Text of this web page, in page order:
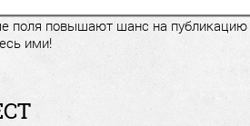
поля повышают шанс на публикацию
ими!